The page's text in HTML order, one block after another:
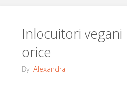
Facebook
Inlocuitori
orice
By Alexandra